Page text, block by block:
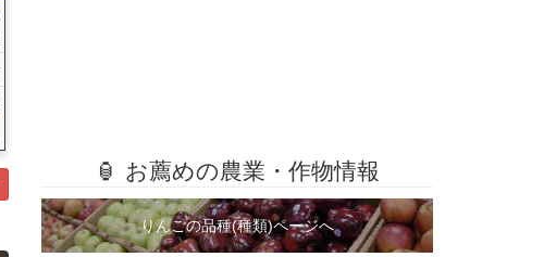
🏮 お薦めの農業・作物情報
りんごの品種(種類)ページへ